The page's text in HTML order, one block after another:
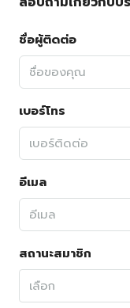
ชื่อผู้ติดต่อ
เบอร์โทร
อีเมล
สถานะสมาชิก
เลือก